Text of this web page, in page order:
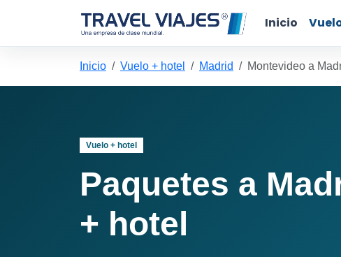
Inicio
Inicio Vuelo + hotel Madrid Montevideo a
Vuelo + hotel
Paquetes a
+ hotel